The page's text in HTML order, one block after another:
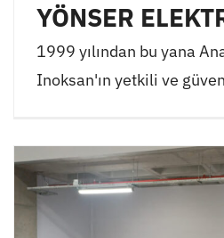
YÖNSER
1999 yılından bu yana
Inoksan'ın yetkili ve